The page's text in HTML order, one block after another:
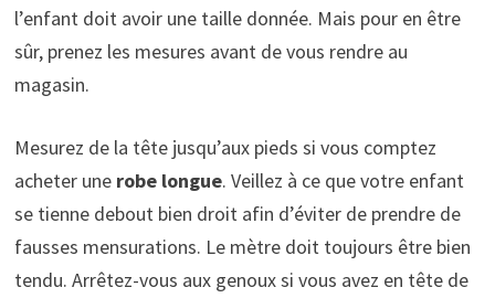
l’enfant doit avoir une taille donnée. Mais pour en être
sûr, prenez les mesures avant de vous rendre au
magasin.
Mesurez de la tête jusqu’aux pieds si vous comptez
acheter unerobe longue. Veillez à ce que votre enfant
se tienne debout bien droit afin d’éviter de prendre de
fausses mensurations. Le mètre doit toujours être bien
tendu. Arrêtez-vous aux genoux si vous avez en tête de